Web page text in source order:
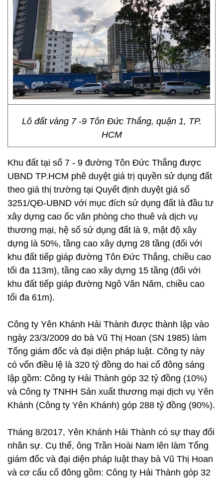
Lô đất vàng 7 -9 Tôn Đức Thắng, quận 1, TP.
HCM
Khu đất tại số 7 - 9 đường Tôn Đức Thắng được
UBND TP.HCM phê duyệt giá trị quyền sử dụng đất
theo giá thị trường tại Quyết định duyệt giá số
3251/QĐ-UBND với mục đích sử dụng đất là đầu tư
xây dựng cao ốc văn phòng cho thuê và dịch vụ
thương mại, hệ số sử dụng đất là 9, mật độ xây
dựng là 50%, tầng cao xây dựng 28 tầng (đối với
khu đất tiếp giáp đường Tôn Đức Thắng, chiều cao
tối đa 113m), tầng cao xây dựng 15 tầng (đối với
khu đất tiếp giáp đường Ngô Văn Năm, chiều cao
tối đa 61m).
Công ty Yên Khánh Hải Thành được thành lập vào
ngày 23/3/2009 do bà Vũ Thị Hoan (SN 1985) làm
Tổng giám đốc và đại diện pháp luật. Công ty này
có vốn điều lệ là 320 tỷ đồng do hai cổ đông sáng
lập gồm: Công ty Hải Thành góp 32 tỷ đồng (10%)
và Công ty TNHH Sản xuất thương mại dịch vụ Yên
Khánh (Công ty Yên Khánh) góp 288 tỷ đồng (90%).
Tháng 8/2017, Yên Khánh Hải Thành có sự thay đổi
nhân sự. Cụ thể, ông Trần Hoài Nam lên làm Tổng
giám đốc và đại diện pháp luật thay bà Vũ Thị Hoan
và cơ cấu cổ đông gồm: Công ty Hải Thành góp 32